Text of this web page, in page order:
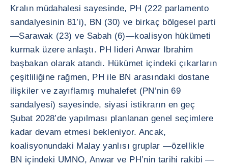
Kralın müdahalesi sayesinde, PH (222 parlamento
sandalyesinin 81’i), BN (30) ve birkaç bölgesel parti
—Sarawak (23) ve Sabah (6)—koalisyon hükümeti
kurmak üzere anlaştı. PH lideri Anwar Ibrahim
başbakan olarak atandı. Hükümet içindeki çıkarların
çeşitliliğine rağmen, PH ile BN arasındaki dostane
ilişkiler ve zayıflamış muhalefet (PN’nin 69
sandalyesi) sayesinde, siyasi istikrarın en geç
Şubat 2028’de yapılması planlanan genel seçimlere
kadar devam etmesi bekleniyor. Ancak,
koalisyonundaki Malay yanlısı gruplar —özellikle
BN içindeki UMNO, Anwar ve PH’nin tarihi rakibi —